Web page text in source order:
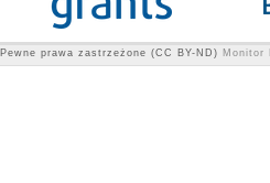
Pewne prawa zastrzeżone (CC BY-ND) Monitor